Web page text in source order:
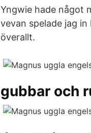
Yngwie hade något
vevan spelade jag
överallt.
gubbar och